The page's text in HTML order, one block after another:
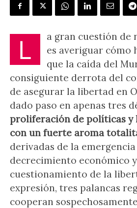
L
a gran cuestión de
es averiguar cómo
que la caída del
consiguiente derrota del
de asegurar la libertad en
dado paso en apenas tres
proliferación de políticas y
con un fuerte aroma
derivadas de la
decrecimiento económico
cuestionamiento de la
expresión, tres palancas
cooperan